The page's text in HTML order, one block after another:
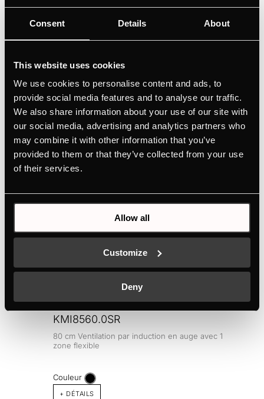
Consent Details About
This website uses cookies
We use cookies to personalise content and ads, to
provide social media features and to analyse our traffic.
We also share information about your use of our site with
our social media, advertising and analytics partners who
may combine it with other information that you’ve
provided to them or that they’ve collected from your use
of their services.
Allow all
Customize
Deny
Déflecteur de gaz pour combiner la hotte
encastrée VarioLine avec une table de cuisson à
la chaleur
Caractéristiques
ACCESSOIRES EN OPTION
KMI8560.0SR
80 cm Ventilation par induction en auge avec 1
zone flexible
Couleur
+ DÉTAILS